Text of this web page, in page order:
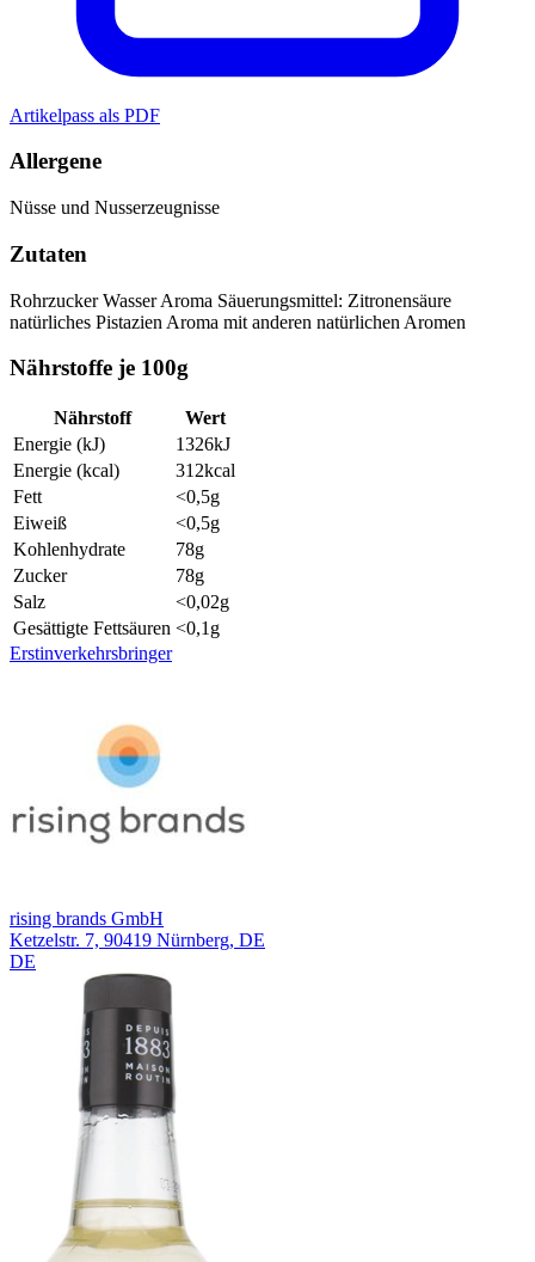
Artikelpass als PDF
Allergene
Nüsse und Nusserzeugnisse
Zutaten
RohrzuckerWasserAroma Säuerungsmittel: Zitronensäure
natürliches Pistazien Aroma mit anderen natürlichen Aromen
Nährstoffe je 100g
Nährstoff
Wert
Energie (kJ)
1326kJ
Energie (kcal)
312kcal
Fett
<0,5g
Eiweiß
<0,5g
Kohlenhydrate
78g
Zucker
78g
Salz
<0,02g
Gesättigte Fettsäuren <0,1 g
Erstinverkehrsbringer
rising brands GmbH
Ketzelstr. 7, 90419 Nürnberg, DE
DE